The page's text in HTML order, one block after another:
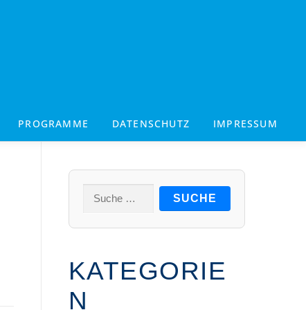
PROGRAMME DATENSCHUTZ IMPRESSUM
Suche
KATEGORIE
N